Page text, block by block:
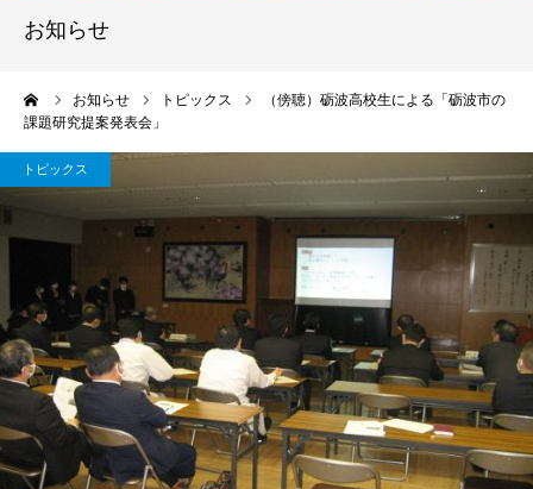
お知らせ
お知らせ トピックス
（傍聴）砺波高校生による「砺波市の
課題研究提案発表会」
トピックス